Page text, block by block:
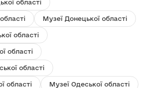
області
Музеї Донецької області
області
області
області
області Музеї Одеської області